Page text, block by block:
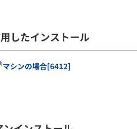
したインストール
マシンの場合[6412]